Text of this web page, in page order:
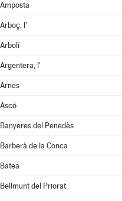
Amposta
Arboç, l'
Arbolí
Argentera, l'
Arnes
Ascó
Banyeres del Penedès
Barberà de la Conca
Batea
Bellmunt del Priorat